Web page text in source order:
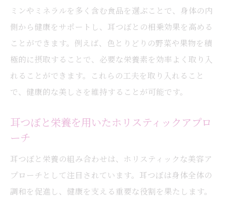
ミンやミネラルを多く含む食品を選ぶことで、身体の内
側から健康をサポートし、耳つぼとの相乗効果を高める
ことができます。例えば、色とりどりの野菜や果物を積
極的に摂取することで、必要な栄養素を効率よく取り入
れることができます。これらの工夫を取り入れること
で、健康的な美しさを維持することが可能です。
耳つぼと栄養を用いたホリスティックアプロ
ーチ
耳つぼと栄養の組み合わせは、ホリスティックな美容ア
プローチとして注目されています。耳つぼは身体全体の
調和を促進し、健康を支える重要な役割を果たします。